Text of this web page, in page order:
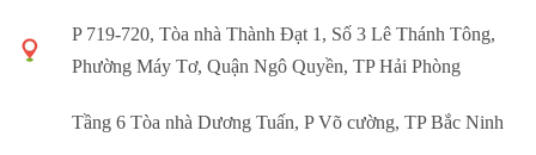
P 719-720, Tòa nhà Thành Đạt 1, Số 3 Lê Thánh Tông,
Phường Máy Tơ, Quận Ngô Quyền, TP Hải Phòng
Tầng 6 Tòa nhà Dương Tuấn, P Võ cường, TP Bắc Ninh